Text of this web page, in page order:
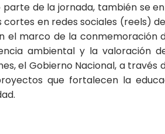
parte de la jornada, también se
cortes en redes sociales (reels)
el marco de la conmemoración
ambiental y la valoración
el Gobierno Nacional, a través
que fortalecen la